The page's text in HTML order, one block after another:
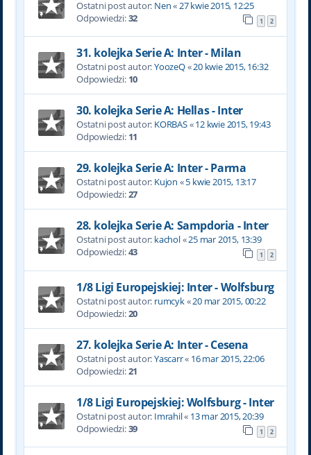
Ostatni post autor: Nen«27 kwie 2015, 12:25
Odpowiedzi:32 1 2
31. kolejka Serie A: Inter - Milan
Ostatni post autor:YoozeQ«20 kwie 2015, 16:32
Odpowiedzi: 10
30. kolejka Serie A: Hellas - Inter
Ostatni post autor: KORBAS«12 kwie 2015, 19:43
Odpowiedzi: 11
29. kolejka Serie A: Inter - Parma
Ostatni post autor: Kujon «5 kwie 2015, 13:17
Odpowiedzi:27
28. kolejka Serie A: Sampdoria - Inter
Ostatni post autor: kachol«25 mar 2015, 13:39
Odpowiedzi:43 1 2
1/8 Ligi Europejskiej: Inter - Wolfsburg
Ostatni post autor: rumcyk«20 mar 2015, 00:22
Odpowiedzi:20
27. kolejka Serie A: Inter - Cesena
Ostatni post autor:Yascarr« 16 mar 2015, 22:06
Odpowiedzi:21
1/8 Ligi Europejskiej: Wolfsburg - Inter
Ostatni post autor: Imrahil« 13 mar 2015, 20:39
Odpowiedzi:39 1 2